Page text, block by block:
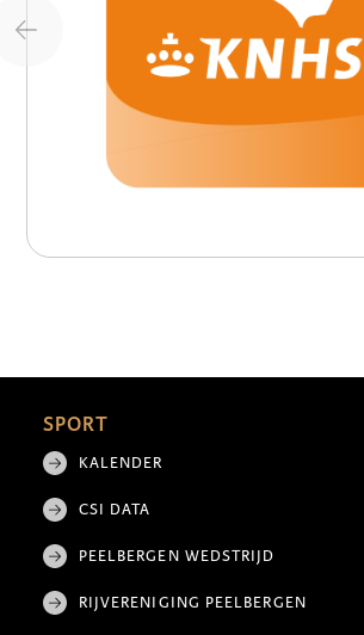
SPORT
KALENDER
CSI DATA
PEELBERGEN WEDSTRIJD
RIJVERENIGING PEELBERGEN